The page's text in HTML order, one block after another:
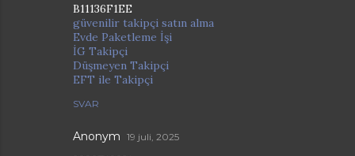
B11136F1EE
güvenilir takipçi satın alma
Evde Paketleme İşi
İG Takipçi
Düşmeyen Takipçi
EFT ile Takipçi
SVAR
Anonym 19 juli, 2025